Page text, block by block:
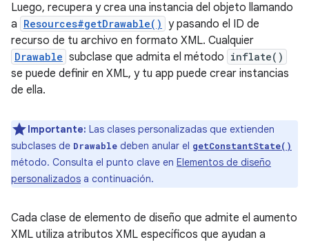
Luego, recupera y crea una instancia del objeto llamando
a Resources#getDrawable() y pasando el ID de
recurso de tu archivo en formato XML. Cualquier
Drawable subclase que admita el método inflate()
se puede definir en XML, y tu app puede crear instancias
de ella.
Importante: Las clases personalizadas que extienden
subclases de Drawable deben anular el getConstantState()
método. Consulta el punto clave en Elementos de diseño
personalizados a continuación.
Cada clase de elemento de diseño que admite el aumento
XML utiliza atributos XML específicos que ayudan a